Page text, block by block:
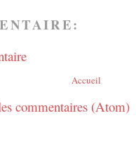
Accueil
commentaires (Atom)